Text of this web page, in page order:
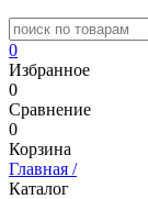
0
Избранное
0
Сравнение
0
Корзина
Главная /
Каталог